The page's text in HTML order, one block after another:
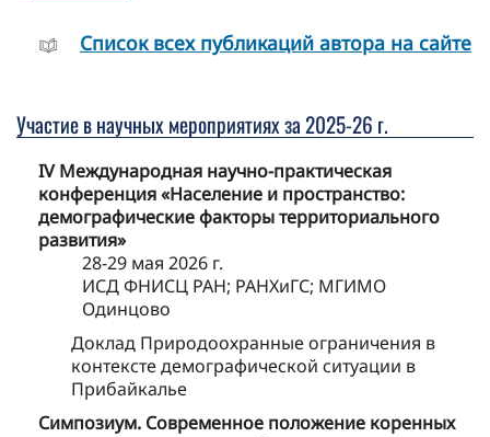
Cписок всех публикаций автора на сайте
Участие в научных мероприятиях за 2025-26 г.
IV Международная научно-практическая
конференция «Население и пространство:
демографические факторы территориального
развития»
28-29 мая 2026 г.
ИСД ФНИСЦ РАН; РАНХиГС; МГИМО
Одинцово
Доклад Природоохранные ограничения в
контексте демографической ситуации в
Прибайкалье
Симпозиум. Современное положение коренных